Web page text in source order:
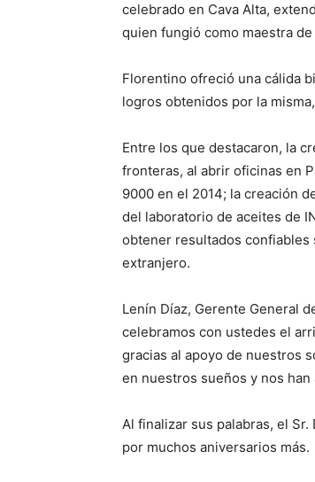
celebrado en Cava Alta,
quien fungió como maestra
Florentino ofreció una cálida
logros obtenidos por la
Entre los que destacaron, la
fronteras, al abrir oficinas en
9000 en el 2014; la creación
del laboratorio de aceites de
obtener resultados confiables
extranjero.
Lenín Díaz, Gerente General
celebramos con ustedes el
gracias al apoyo de nuestros
en nuestros sueños y nos
Al finalizar sus palabras, el
por muchos aniversarios más.